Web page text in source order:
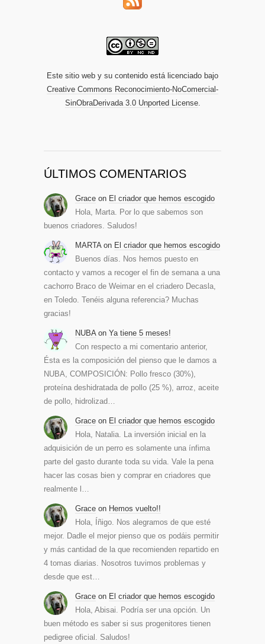
Este sitio web y su contenido está licenciado bajo
Creative Commons Reconocimiento-NoComercial-
SinObraDerivada 3.0 Unported License.
ÚLTIMOS COMENTARIOS
Grace on El criador que hemos escogido
Hola, Marta. Por lo que sabemos son
buenos criadores. Saludos!
MARTA on El criador que hemos escogido
Buenos días. Nos hemos puesto en
contacto y vamos a recoger el fin de semana a una
cachorro Braco de Weimar en el criadero Decasla,
en Toledo. Tenéis alguna referencia? Muchas
gracias!
NUBA on Ya tiene 5 meses!
Con respecto a mi comentario anterior,
Ésta es la composición del pienso que le damos a
NUBA, COMPOSICIÓN: Pollo fresco (30%),
proteína deshidratada de pollo (25 %), arroz, aceite
de pollo, hidrolizad…
Grace on El criador que hemos escogido
Hola, Natalia. La inversión inicial en la
adquisición de un perro es solamente una ínfima
parte del gasto durante toda su vida. Vale la pena
hacer las cosas bien y comprar en criadores que
realmente l…
Grace on Hemos vuelto!!
Hola, Íñigo. Nos alegramos de que esté
mejor. Dadle el mejor pienso que os podáis permitir
y más cantidad de la que recomienden repartido en
4 tomas diarias. Nosotros tuvimos problemas y
desde que est…
Grace on El criador que hemos escogido
Hola, Abisai. Podría ser una opción. Un
buen método es saber si sus progenitores tienen
pedigree oficial. Saludos!